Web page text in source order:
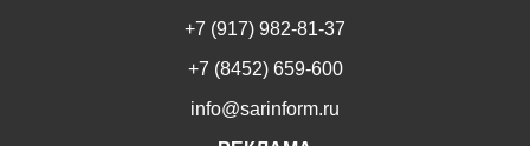
+7 (917) 982-81-37
+7 (8452) 659-600
info@sarinform.ru